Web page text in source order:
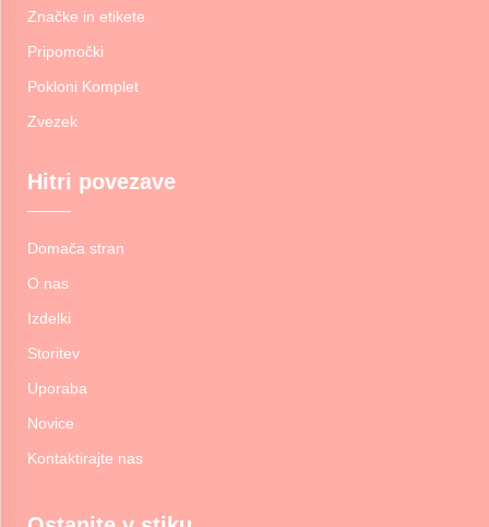
Značke in etikete
Pripomočki
Pokloni Komplet
Zvezek
Hitri povezave
Domača stran
O nas
Izdelki
Storitev
Uporaba
Novice
Kontaktirajte nas